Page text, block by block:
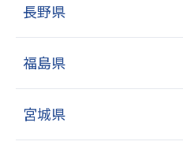
長野県
福島県
宮城県